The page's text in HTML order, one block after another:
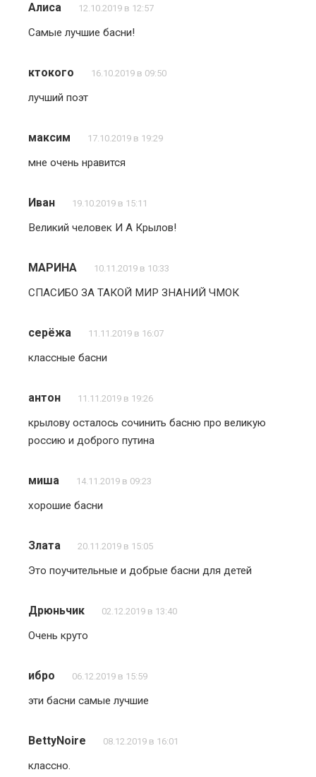
Алиса 12.10.2019 в 12:57
Самые лучшие басни!
ктокого 16.10.2019 в 09:50
лучший поэт
максим 17.10.2019 в 19:29
мне очень нравится
Иван 19.10.2019 в 15:11
Великий человек И А Крылов!
МАРИНА 10.11.2019 в 10:33
СПАСИБО ЗА ТАКОЙ МИР ЗНАНИЙ ЧМОК
серёжа 11.11.2019 в 16:07
классные басни
антон 11.11.2019 в 19:26
крылову осталось сочинить басню про великую
россию и доброго путина
миша 14.11.2019 в 09:23
хорошие басни
Злата 20.11.2019 в 15:05
Это поучительные и добрые басни для детей
Дрюньчик 02.12.2019 в 13:40
Очень круто
ибро 06.12.2019 в 15:59
эти басни самые лучшие
BettyNoire 08.12.2019 в 16:01
классно.